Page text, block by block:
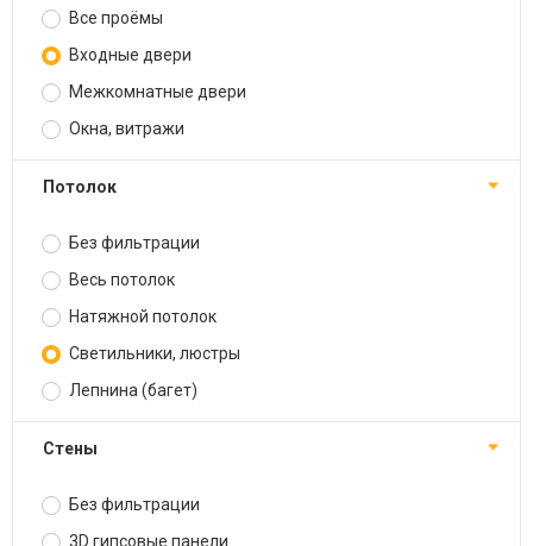
Все проёмы
Входные двери
Межкомнатные двери
Окна, витражи
Потолок
Без фильтрации
Весь потолок
Натяжной потолок
Светильники, люстры
Лепнина (багет)
Стены
Без фильтрации
3D гипсовые панели